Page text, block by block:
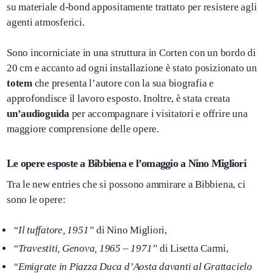
su materiale d-bond appositamente trattato per resistere agli
agenti atmosferici.
Sono incorniciate in una struttura in Corten con un bordo di
20 cm e accanto ad ogni installazione è stato posizionato un
totemche presenta l’autore con la sua biografia e
approfondisce il lavoro esposto. Inoltre, è stata creata
un’audioguidaper accompagnare i visitatori e offrire una
maggiore comprensione delle opere.
Le opere esposte a Bibbiena e l’omaggio a Nino Migliori
Tra le new entries che si possono ammirare a Bibbiena, ci
sono le opere:
“Il tuffatore, 1951” di Nino Migliori,
“Travestiti, Genova, 1965 – 1971” di Lisetta Carmi,
“Emigrate in Piazza Duca d’Aosta davanti al Grattacielo